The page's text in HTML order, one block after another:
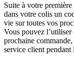
Suite à votre
dans votre colis un
vie sur toutes vos
Vous pouvez
prochaine
service client pendant